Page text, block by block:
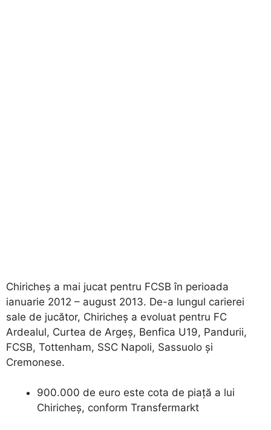
Chiricheș a mai jucat pentru FCSB în perioada
ianuarie 2012 – august 2013. De-a lungul carierei
sale de jucător, Chiricheș a evoluat pentru FC
Ardealul, Curtea de Argeș, Benfica U19, Pandurii,
FCSB, Tottenham, SSC Napoli, Sassuolo și
Cremonese.
900.000 de euro este cota de piață a lui
Chiricheș, conform Transfermarkt